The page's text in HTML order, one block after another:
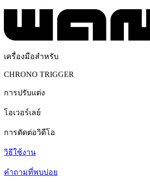
เครื่องมือสำหรับ
CHRONO TRIGGER
การปรับแต่ง
โอเวอร์เลย์
การตัดต่อวิดีโอ
วิธีใช้งาน
คำถามที่พบบ่อย